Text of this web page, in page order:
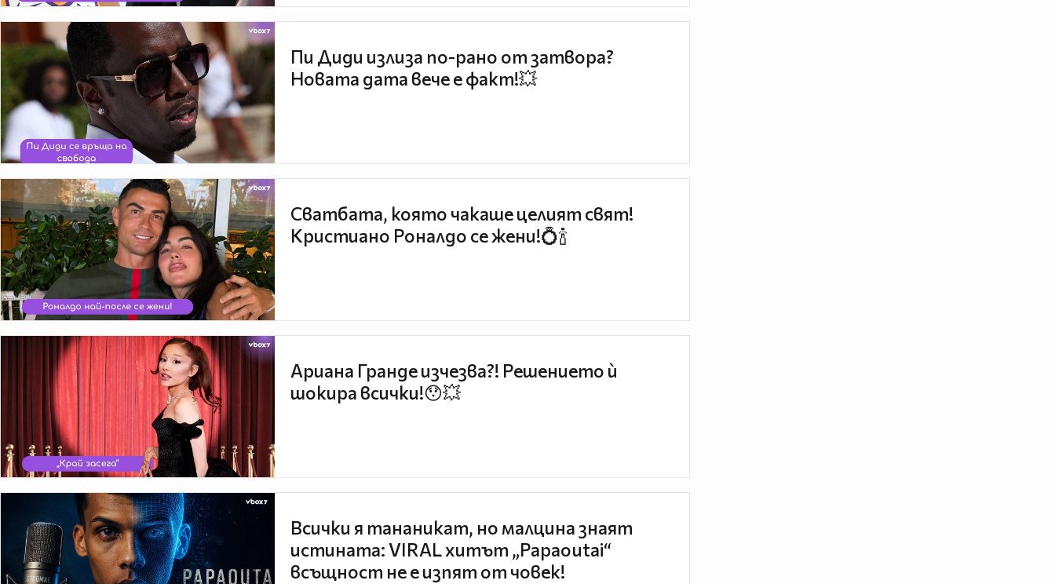
Пи Диди излиза по-рано от затвора?
Новата дата вече е факт!💥
Сватбата, която чакаше целият свят!
Кристиано Роналдо се жени!💍🍾
Ариана Гранде изчезва?! Решението ѝ
шокира всички!😯💥
Всички я тананикат, но малцина знаят
истината: VIRAL хитът „Papaoutai“
всъщност не е изпят от човек!